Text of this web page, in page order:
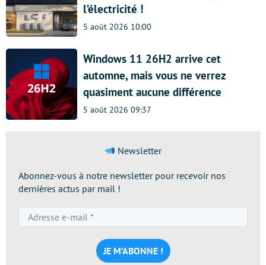
l’électricité !
5 août 2026 10:00
Windows 11 26H2 arrive cet
automne, mais vous ne verrez
quasiment aucune différence
5 août 2026 09:37
Newsletter
Abonnez-vous à notre newsletter pour recevoir nos
dernières actus par mail !
e-
mail
*